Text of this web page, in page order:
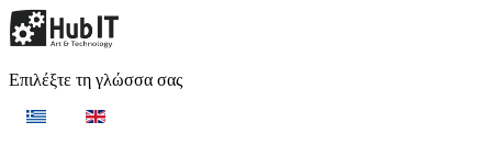
Επιλέξτε τη γλώσσα σας